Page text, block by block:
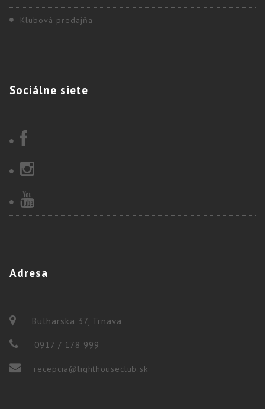
Klubová predajňa
Sociálne siete
Adresa
Bulharska 37, Trnava
0917 / 178 999
recepcia@lighthouseclub.sk